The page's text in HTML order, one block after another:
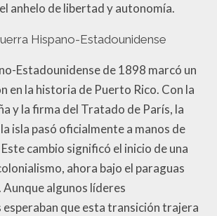
anhelo de libertad y autonomía.
Hispano-Estadounidense
Estadounidense de 1898 marcó un
en la historia de Puerto Rico. Con la
y la firma del Tratado de París, la
isla pasó oficialmente a manos de
cambio significó el inicio de una
ahora bajo el paraguas
algunos líderes
que esta transición trajera